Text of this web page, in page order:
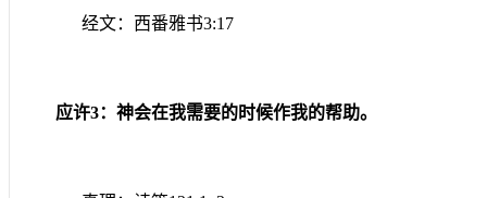
经文：西番雅书3:17
应许3：神会在我需要的时候作我的帮助。